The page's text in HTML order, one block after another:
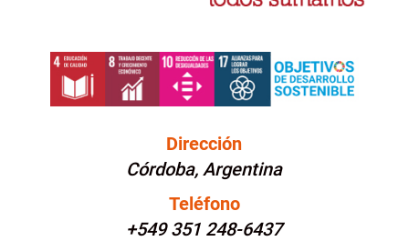
Dirección
Córdoba, Argentina
Teléfono
+549 351 248-6437